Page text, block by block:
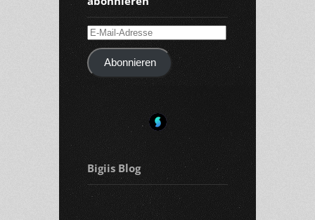
E-
Mail-
AdresseAbonnieren
Bigiis Blog